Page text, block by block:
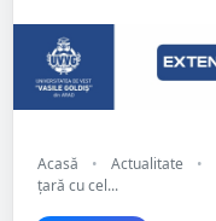
Acasă • Actualitate •
țară cu cel...